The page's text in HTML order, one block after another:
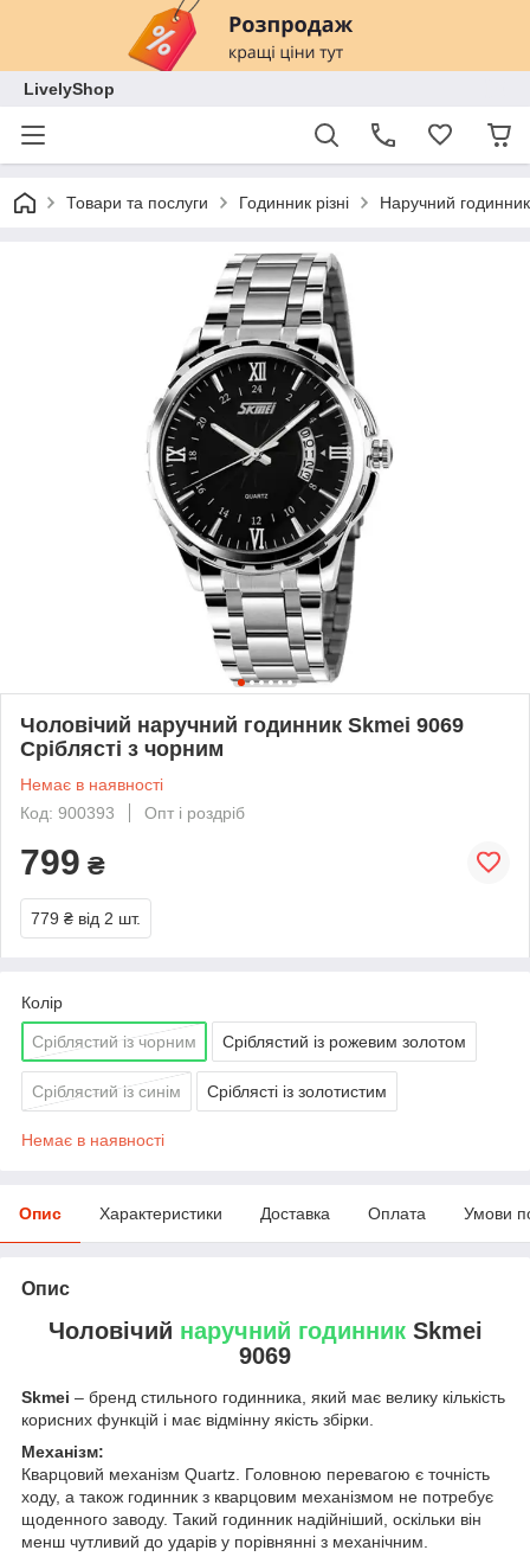
LivelyShop
Товари та послуги Годинник різні Наручний годинник
Чоловічий наручний годинник Skmei 9069
Сріблясті з чорним
Немає в наявності
Код: 900393
Опт і роздріб
799 ₴
779 ₴ від 2 шт.
Колір
Сріблястий із чорним Сріблястий із рожевим золотом
Сріблястий із синім Сріблясті із золотистим
Немає в наявності
Опис Характеристики Доставка Оплата Умови
Опис
Чоловічий наручний годинникSkmei
9069
Skmei – бренд стильного годинника, який має велику кількість
корисних функцій і має відмінну якість збірки.
Механізм:
Кварцовий механізм Quartz. Головною перевагою є точність
ходу, а також годинник з кварцовим механізмом не потребує
щоденного заводу. Такий годинник надійніший, оскільки він
менш чутливий до ударів у порівнянні з механічним.